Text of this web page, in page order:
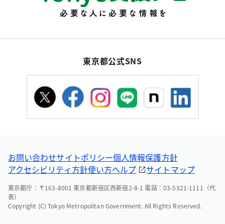
東京都公式SNS
お問い合わせサイトポリシー個人情報保護方針
アクセシビリティ方針使い方ヘルプ サイトマップ
東京都庁：〒163-8001 東京都新宿区西新宿2-8-1 電話：03-5321-1111（代
表）
Copyright (C) Tokyo Metropolitan Government. All Rights Reserved.